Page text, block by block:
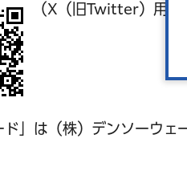
（X（旧Twitter）用
」は（株）デンソーウェ